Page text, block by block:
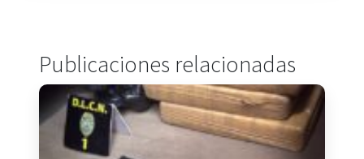
Publicaciones relacionadas